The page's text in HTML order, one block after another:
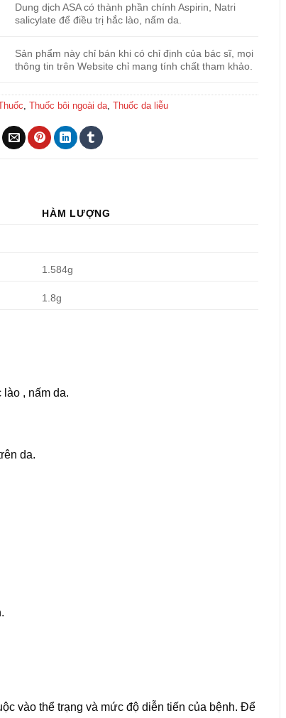
Dung dịch ASA có thành phần chính Aspirin, Natri
salicylate để điều trị hắc lào, nấm da.
Sản phẩm này chỉ bán khi có chỉ định của bác sĩ, mọi
thông tin trên Website chỉ mang tính chất tham khảo.
, Thuốc bôi ngoài da, Thuốc da liễu
HÀM LƯỢNG
1.584g
1.8g
, nấm da.
da.
vào thể trạng và mức độ diễn tiến của bệnh. Để